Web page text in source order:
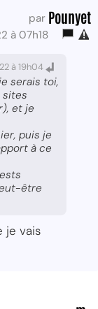
par Pounyet
à 07h18
à 19h04
serais toi,
sites
et je
puis je
à ce
être
je vais